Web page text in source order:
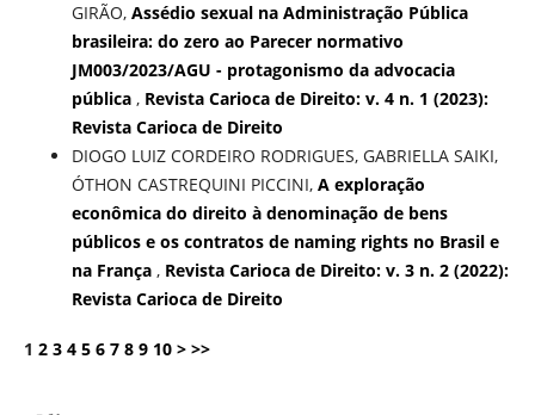
GIRÃO, Assédio sexual na Administração Pública
brasileira: do zero ao Parecer normativo
JM003/2023/AGU - protagonismo da advocacia
pública , Revista Carioca de Direito: v. 4 n. 1 (2023):
Revista Carioca de Direito
DIOGO LUIZ CORDEIRO RODRIGUES, GABRIELLA SAIKI,
ÓTHON CASTREQUINI PICCINI, A exploração
econômica do direito à denominação de bens
públicos e os contratos de naming rights no Brasil e
na França , Revista Carioca de Direito: v. 3 n. 2 (2022):
Revista Carioca de Direito
1 2 3 4 5 6 7 8 9 10 > >>